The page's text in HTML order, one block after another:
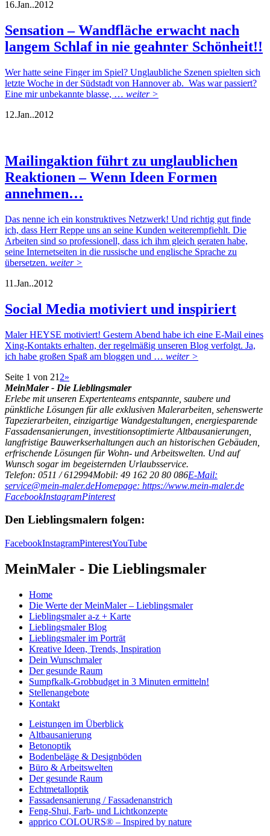
16.Jan..2012
Sensation – Wandfläche erwacht nach
langem Schlaf in nie geahnter Schönheit!!
Wer hatte seine Finger im Spiel? Unglaubliche Szenen spielten sich
letzte Woche in der Südstadt von Hannover ab. Was war passiert?
Eine mir unbekannte blasse, … weiter >
12.Jan..2012
Mailingaktion führt zu unglaublichen
Reaktionen – Wenn Ideen Formen
annehmen…
Das nenne ich ein konstruktives Netzwerk! Und richtig gut finde
ich, dass Herr Reppe uns an seine Kunden weiterempfiehlt. Die
Arbeiten sind so professionell, dass ich ihm gleich geraten habe,
seine Internetseiten in die russische und englische Sprache zu
übersetzen. weiter >
11.Jan..2012
Social Media motiviert und inspiriert
Maler HEYSE motiviert! Gestern Abend habe ich eine E-Mail eines
Xing-Kontakts erhalten, der regelmäßig unseren Blog verfolgt. Ja,
ich habe großen Spaß am bloggen und … weiter >
Seite 1 von 21 2»
MeinMaler - Die Lieblingsmaler
Erlebe mit unseren Expertenteams entspannte, saubere und
pünktliche Lösungen für alle exklusiven Malerarbeiten, sehenswerte
Tapezierarbeiten, einzigartige Wandgestaltungen, energiesparende
Fassadensanierungen, investitionsoptimierte Altbausanierungen,
langfristige Bauwerkserhaltungen auch an historischen Gebäuden,
erfrischende Lösungen für Wohn- und Arbeitswelten. Und auf
Wunsch sogar im begeisternden Urlaubsservice.
Telefon: 0511 / 612994Mobil: 49 162 20 80 086E-Mail:
service@mein-maler.deHomepage: https://www.mein-maler.de
FacebookInstagramPinterest
Den Lieblingsmalern folgen:
FacebookInstagramPinterestYouTube
MeinMaler - Die Lieblingsmaler
Home
Die Werte der MeinMaler – Lieblingsmaler
Lieblingsmaler a-z + Karte
Lieblingsmaler Blog
Lieblingsmaler im Porträt
Kreative Ideen, Trends, Inspiration
Dein Wunschmaler
Der gesunde Raum
Sumpfkalk-Grobbudget in 3 Minuten ermitteln!
Stellenangebote
Kontakt
Leistungen im Überblick
Altbausanierung
Betonoptik
Bodenbeläge & Designböden
Büro & Arbeitswelten
Der gesunde Raum
Echtmetalloptik
Fassadensanierung / Fassadenanstrich
Feng-Shui, Farb- und Lichtkonzepte
apprico COLOURS® – Inspired by nature